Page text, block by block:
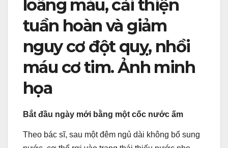
loãng máu, cải thiện
tuần hoàn và giảm
nguy cơ đột quỵ, nhồi
máu cơ tim. Ảnh minh
họa
Bắt đầu ngày mới bằng một cốc nước ấm
Theo bác sĩ, sau một đêm ngủ dài không bổ sung